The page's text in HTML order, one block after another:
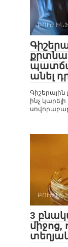
ԲՈՒԺ
անել
ինչ
ԲՈՒԺ
3
միջոց,